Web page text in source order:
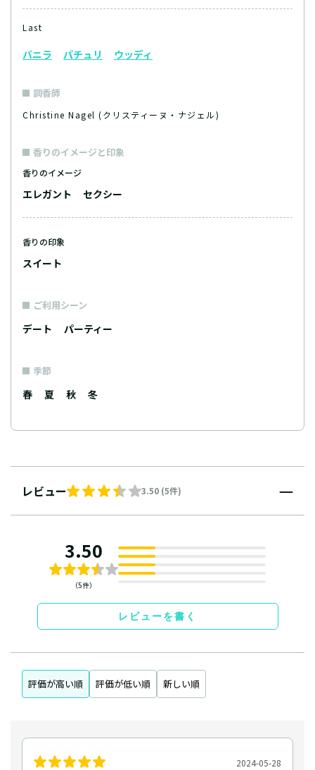
Last
バニラ パチュリ ウッディ
調香師
Christine Nagel (クリスティーヌ・ナジェル)
香りのイメージと印象
香りのイメージ
エレガント セクシー
香りの印象
スイート
ご利用シーン
デート パーティー
季節
春 夏 秋 冬
レビュー 3.50 (5件)
3.50
（5件）
レビューを書く
評価が高い順 評価が低い順 新しい順
2024-05-28